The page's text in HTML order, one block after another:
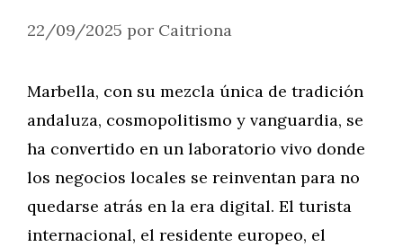
22/09/2025 por Caitriona
Marbella, con su mezcla única de tradición
andaluza, cosmopolitismo y vanguardia, se
ha convertido en un laboratorio vivo donde
los negocios locales se reinventan para no
quedarse atrás en la era digital. El turista
internacional, el residente europeo, el